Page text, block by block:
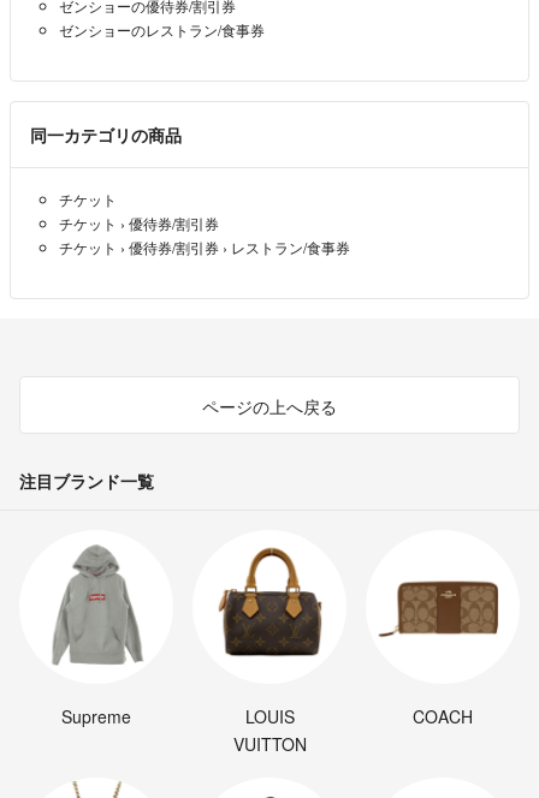
ゼンショーの優待券/割引券
ゼンショーのレストラン/食事券
同一カテゴリの商品
チケット
チケット › 優待券/割引券
チケット › 優待券/割引券 › レストラン/食事券
ページの上へ戻る
注目ブランド一覧
Supreme
LOUIS
VUITTON
COACH